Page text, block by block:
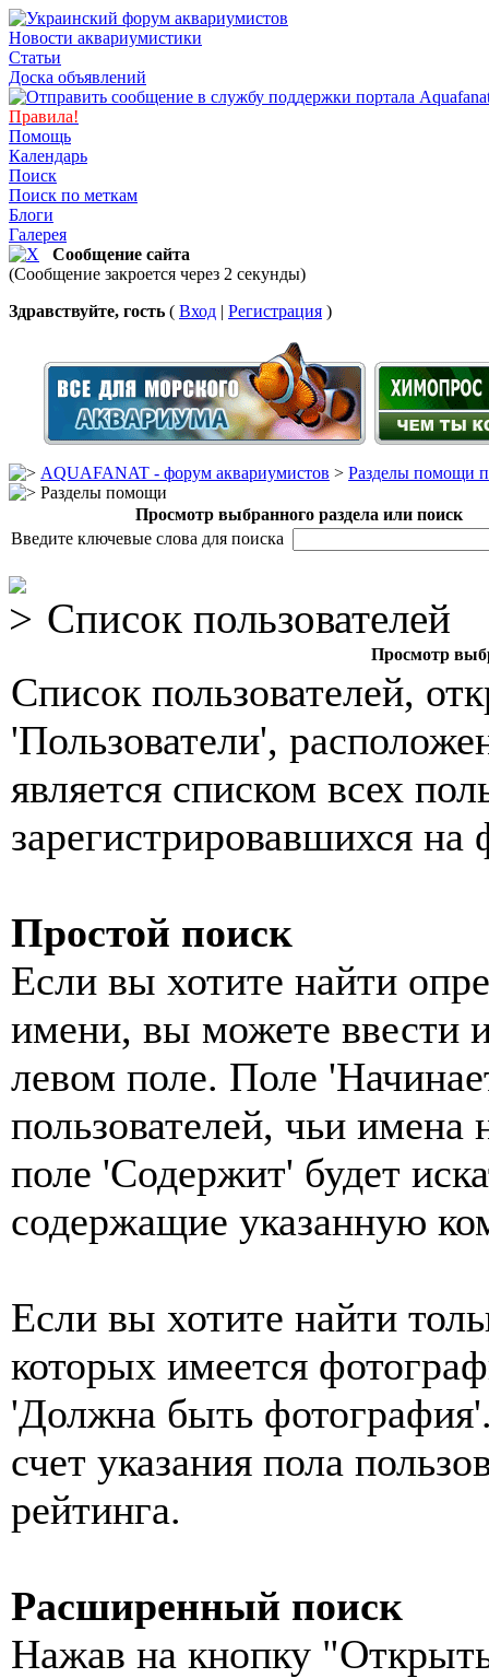
Новости аквариумистики
Статьи
Доска объявлений
Правила!
Помощь
Календарь
Поиск
Поиск по меткам
Блоги
Галерея
Сообщение сайта
(Сообщение закроется через 2 секунды)
Здравствуйте, гость ( Вход | Регистрация )
AQUAFANAT - форум аквариумистов > Разделы помощи
Разделы помощи
Просмотр выбранного раздела или поиск
Введите ключевые слова для поиска
Список пользователей
Просмотр
Список пользователей,
'Пользователи',
является списком всех
зарегистрировавшихся на
Простой поиск
Если вы хотите найти
имени, вы можете ввести
левом поле. Поле
пользователей, чьи
поле 'Содержит' будет
содержащие указанную
Если вы хотите найти
которых имеется
'Должна быть
счет указания пола
рейтинга.
Расширенный поиск
Нажав на кнопку